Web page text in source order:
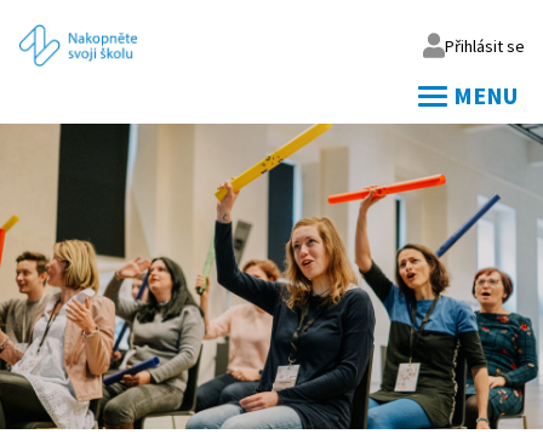
Přihlásit se
Vaše heslo
Přihlásit
Zapomněl jsem heslo
MENU